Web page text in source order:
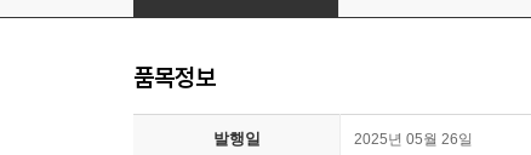
품목정보
발행일 2025년 05월 26일